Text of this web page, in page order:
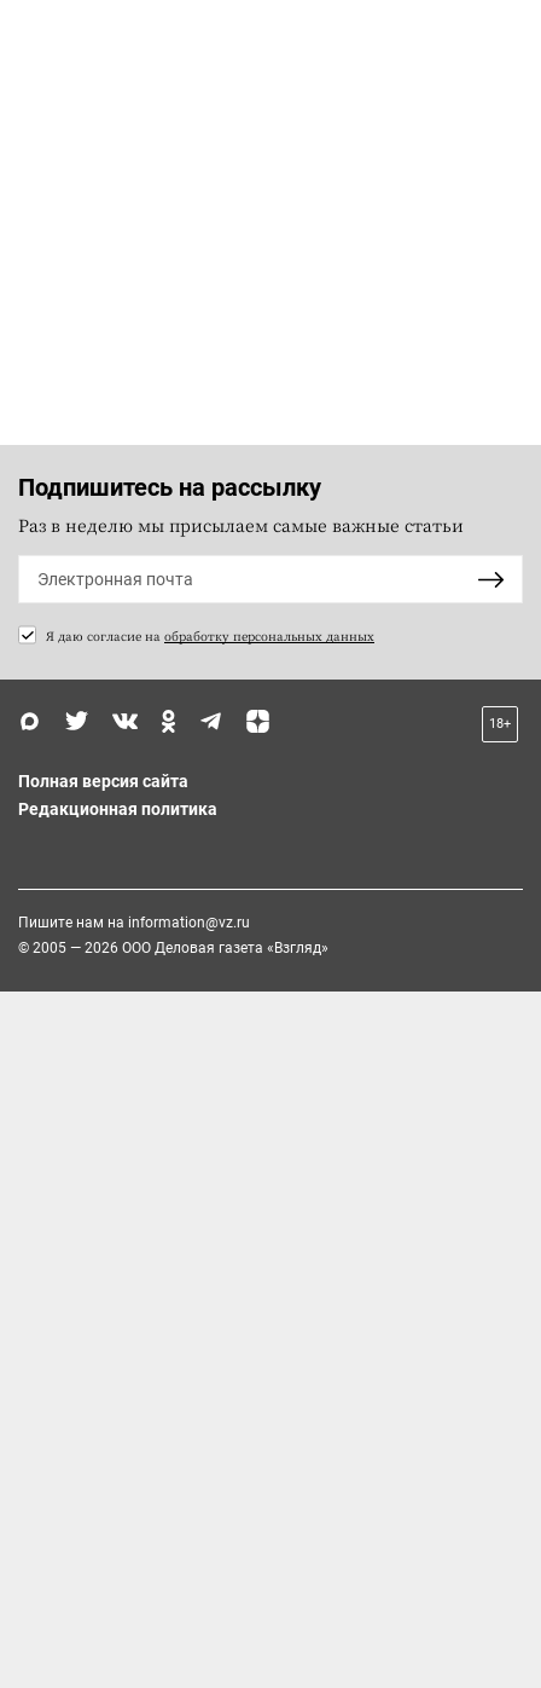
Подпишитесь на рассылку
Раз в неделю мы присылаем самые важные статьи
Я даю согласие на обработку персональных данных
18+
Полная версия сайта
Редакционная политика
Пишите нам на information@vz.ru
© 2005 — 2026 ООО Деловая газета «Взгляд»